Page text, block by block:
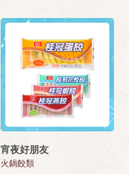
宵夜好朋友
火鍋餃類